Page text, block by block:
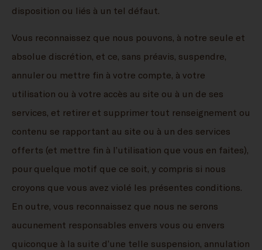
disposition ou liés à un tel défaut.
Vous reconnaissez que nous pouvons, à notre seule et
absolue discrétion, et ce, sans préavis, suspendre,
annuler ou mettre fin à votre compte, à votre
utilisation ou à votre accès au site ou à un de ses
services, et retirer et supprimer tout renseignement ou
contenu se rapportant au site ou à un des services
offerts (et mettre fin à l’utilisation que vous en faites),
pour quelque motif que ce soit, y compris si nous
croyons que vous avez violé les présentes conditions.
En outre, vous reconnaissez que nous ne serons
aucunement responsables envers vous ou envers
quiconque à la suite d’une telle suspension, annulation